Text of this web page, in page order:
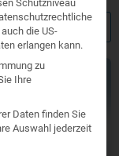
Schutzniveau
die US-
erlangen kann.
zu
Ihre
Daten finden Sie
Auswahl jederzeit